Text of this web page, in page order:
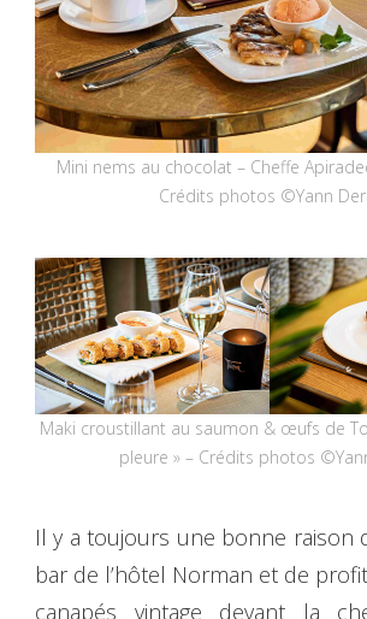
Mini nems au chocolat – Cheffe
Crédits photos ©Yann
Maki croustillant au saumon & œufs de
pleure » – Crédits photos
Il y a toujours une bonne raison
bar de l’hôtel Norman et de
canapés vintage devant la